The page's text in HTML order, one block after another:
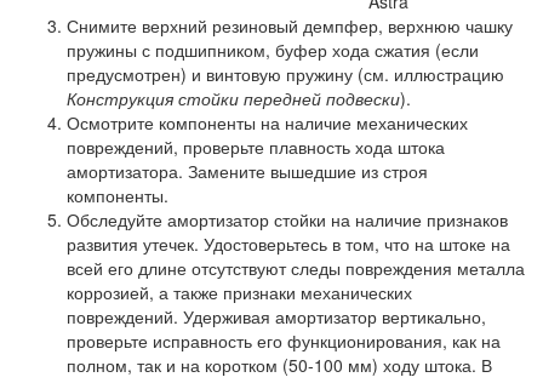
Снимите верхний резиновый демпфер, верхнюю чашку
пружины с подшипником, буфер хода сжатия (если
предусмотрен) и винтовую пружину (см. иллюстрацию
Конструкция стойки передней подвески).
Осмотрите компоненты на наличие механических
повреждений, проверьте плавность хода штока
амортизатора. Замените вышедшие из строя
компоненты.
Обследуйте амортизатор стойки на наличие признаков
развития утечек. Удостоверьтесь в том, что на штоке на
всей его длине отсутствуют следы повреждения металла
коррозией, а также признаки механических
повреждений. Удерживая амортизатор вертикально,
проверьте исправность его функционирования, как на
полном, так и на коротком (50-100 мм) ходу штока. В